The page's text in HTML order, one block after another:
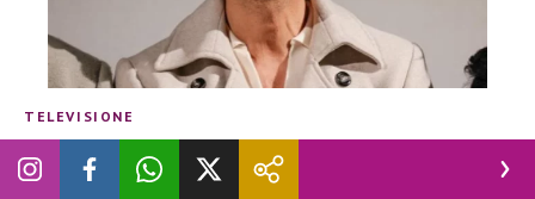
TELEVISIONE
Bufera su Filippo Bisciglia,